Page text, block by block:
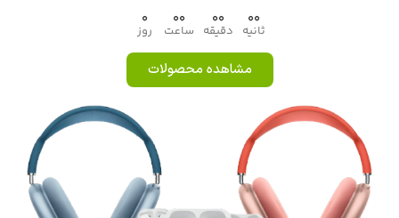
0
روز
00
ساعت
00
دقیقه
00
ثانیه
مشاهده محصولات